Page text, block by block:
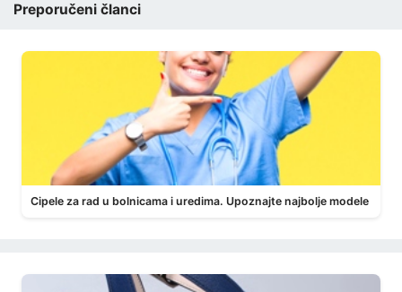
Preporučeni članci
Cipele za rad u bolnicama i uredima. Upoznajte najbolje modele